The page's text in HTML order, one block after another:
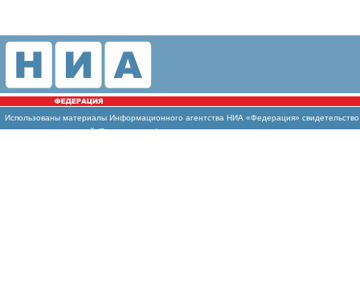
Использованы материалы Информационного агентства НИА «Федерация»
массовых коммуникаций (Роскомнадзор)